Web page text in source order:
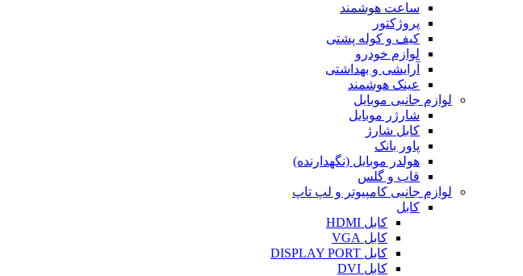
ساعت هوشمند
پروژکتور
کیف و کوله پشتی
لوازم خودرو
آرایشی و بهداشتی
عینک هوشمند
لوازم جانبی موبایل
شارژر موبایل
کابل شارژ
پاور بانک
هولدر موبایل (نگهدارنده)
قاب و گلس
لوازم جانبی کامپیوتر و لپ تاپ
کابل
کابل HDMI
کابل VGA
کابل DISPLAY PORT
کابل DVI